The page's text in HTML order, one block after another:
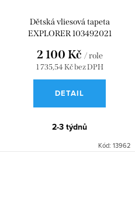
Dětská vliesová tapeta
EXPLORER 103492021
1 735,54 Kč bez DPH
2 100 Kč / role
DETAIL
2-3 týdnů
Kód: 13962